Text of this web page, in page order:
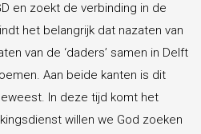
en zoekt de verbinding in de
het belangrijk dat nazaten van
van de ‘daders’ samen in Delft
Aan beide kanten is dit
In deze tijd komt het
willen we God zoeken